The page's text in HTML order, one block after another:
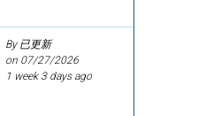
By 已更新
on 07/27/2026
1 week 3 days ago